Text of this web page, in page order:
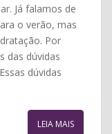
Já falamos de
o verão, mas
Por
das dúvidas
dúvidas
LEIA MAIS